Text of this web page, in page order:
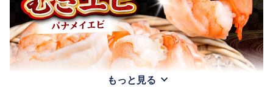
もっと見る